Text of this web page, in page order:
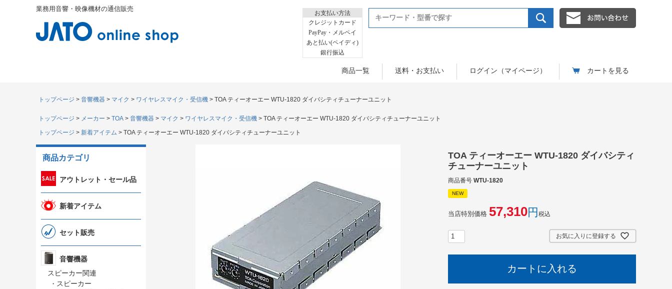
業務用音響・映像機材の通信販売
お支払い方法
クレジットカード
PayPay・メルペイ
あと払い(ペイディ)
銀行振込
商品一覧 送料・お支払い ログイン（マイページ） カートを見る
トップページ 音響機器 マイク ワイヤレスマイク・受信機 TOA ティーオーエー WTU-1820 ダイバシティチューナーユニット
トップページ メーカー TOA 音響機器 マイク ワイヤレスマイク・受信機
TOA ティーオーエー WTU-1820 ダイバシティチューナーユニット
トップページ
新着アイテム TOA ティーオーエー WTU-1820 ダイバシティチューナーユニット
商品カテゴリ
アウトレット・セール品
新着アイテム
セット販売
音響機器
スピーカー関連
・ スピーカー
TOA ティーオーエー WTU-1820 ダイバシティ
チューナーユニット
商品番号 WTU-1820
NEW
当店特別価格 57,310 税込
お気に入りに登録する
カートに入れる